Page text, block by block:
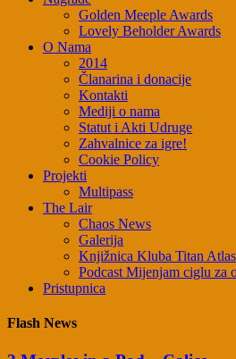
Golden Meeple Awards
Lovely Beholder Awards
O Nama
2014
Članarina i donacije
Kontakti
Mediji o nama
Statut i Akti Udruge
Zahvalnice za igre!
Cookie Policy
Projekti
Multipass
The Lair
Chaos News
Galerija
Knjižnica Kluba Titan Atlas
Podcast Mijenjam ciglu za
Pristupnica
Flash News